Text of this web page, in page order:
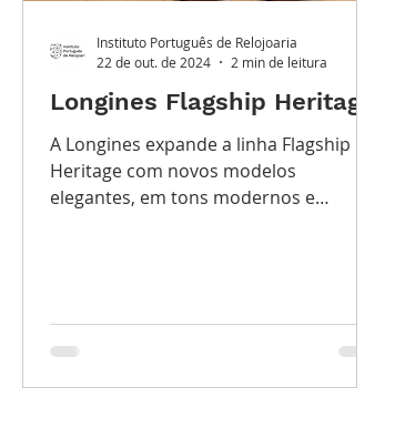
Longines Flagship Heritage
A Longines expande a linha Flagship
Heritage com novos modelos
elegantes, em tons modernos e
Instituto Português de Relojoaria
22 de out. de 2024
2 min de leitura